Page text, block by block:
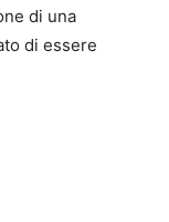
di una
di essere